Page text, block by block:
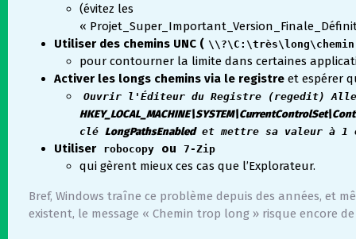
(évitez les
«
Utiliser des chemins UNC ( \\?\C:\très\long\chemin
pour contourner la limite dans certaines
Activer les longs chemins via le registre et espérer
Ouvrir l'Éditeur du Registre (regedit)
clé LongPathsEnabledet mettre sa valeur à 1
Utiliser robocopy ou 7-Zip
qui gèrent mieux ces cas que l’Explorateur.
Bref, Windows traîne ce problème depuis des années, et
existent, le message « Chemin trop long » risque encore